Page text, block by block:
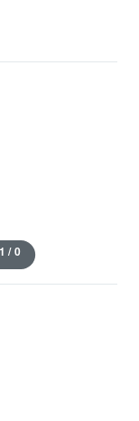
・中央緩行線
有楽町線・南
のアクセスがよ
1 / 0